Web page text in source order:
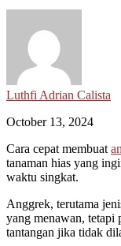
Luthfi Adrian Calista
October 13, 2024
Cara cepat membuat
tanaman hias yang
waktu singkat.
Anggrek, terutama
yang menawan, tetapi
tantangan jika tidak